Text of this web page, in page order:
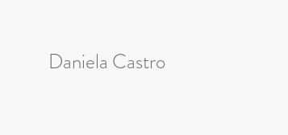
Daniela Castro